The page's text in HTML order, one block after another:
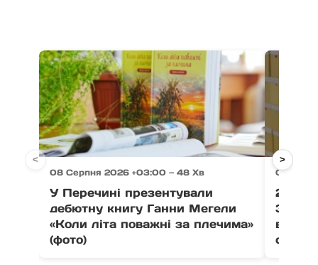
08 Серпня 2026 +03:00 — 48 Хв
У Перечині презентували
дебютну книгу Ганни Мегели
«Коли літа поважні за плечима»
(фото)
08
21
< >